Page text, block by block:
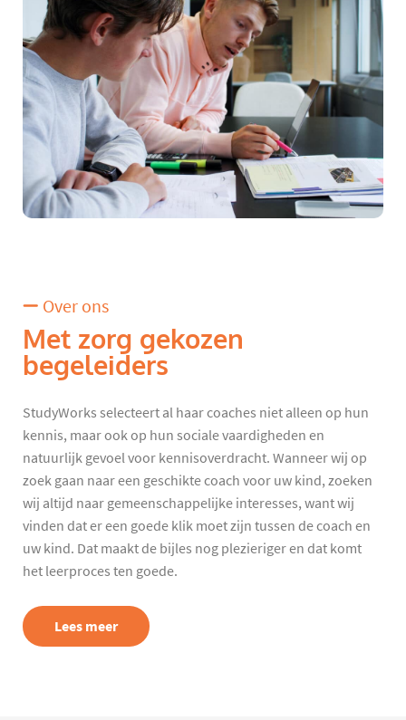
Over ons
Met zorg gekozen
begeleiders
StudyWorks selecteert al haar coaches niet alleen op hun
kennis, maar ook op hun sociale vaardigheden en
natuurlijk gevoel voor kennisoverdracht. Wanneer wij op
zoek gaan naar een geschikte coach voor uw kind, zoeken
wij altijd naar gemeenschappelijke interesses, want wij
vinden dat er een goede klik moet zijn tussen de coach en
uw kind. Dat maakt de bijles nog plezieriger en dat komt
het leerproces ten goede.
Lees meer